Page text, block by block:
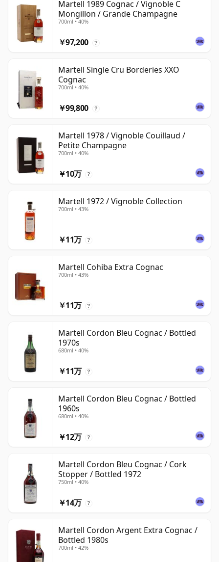
Martell 1989 Cognac / Vignoble C
Mongillon / Grande Champagne
700ml • 40%
￥97,200 ?
Martell Single Cru Borderies XXO
Cognac
700ml • 40%
￥99,800 ?
Martell 1978 / Vignoble Couillaud /
Petite Champagne
700ml • 40%
￥10万 ?
Martell 1972 / Vignoble Collection
700ml • 43%
￥11万 ?
Martell Cohiba Extra Cognac
700ml • 43%
￥11万 ?
Martell Cordon Bleu Cognac / Bottled
1970s
680ml • 40%
￥11万 ?
Martell Cordon Bleu Cognac / Bottled
1960s
680ml • 40%
￥12万 ?
Martell Cordon Bleu Cognac / Cork
Stopper / Bottled 1972
750ml • 40%
￥14万 ?
Martell Cordon Argent Extra Cognac /
Bottled 1980s
700ml • 42%